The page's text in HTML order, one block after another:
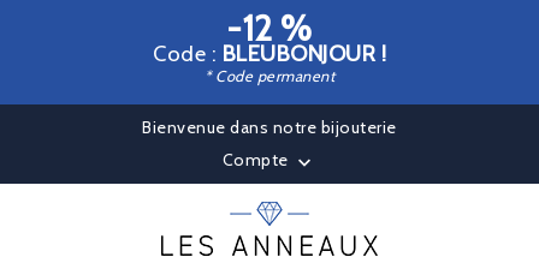
-12 %
Code : BLEUBONJOUR !
* Code permanent
Bienvenue dans notre bijouterie
Compte 